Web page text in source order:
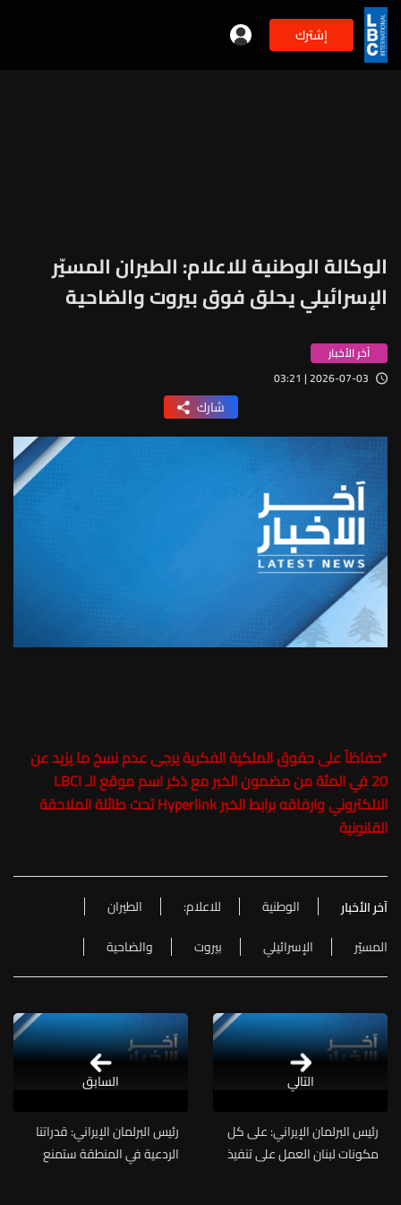
إشترك
الوكالة الوطنية للاعلام: الطيران المسيّر
الإسرائيلي يحلق فوق بيروت والضاحية
آخر الأخبار
2026-07-03 | 03:21
شارك
*حفاظاً على حقوق الملكية الفكرية يرجى عدم نسخ ما يزيد عن
20 في المئة من مضمون الخبر مع ذكر اسم موقع الـ LBCI
الالكتروني وارفاقه برابط الخبر Hyperlink تحت طائلة الملاحقة
القانونية
آخر الأخبار الوطنية للاعلام:
الطيران
المسيّر
الإسرائيلي بيروت والضاحية
التالي
رئيس البرلمان الإيراني: على كل
مكونات لبنان العمل على تنفيذ
رئيس البرلمان الإيراني: قدراتنا
الردعية في المنطقة ستمنع
السابق